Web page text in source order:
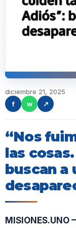
diciembre 21, 2025
f
w ↗
“Nos
las
buscan a